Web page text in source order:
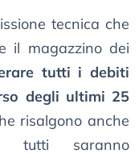
tecnica che
il magazzino dei
tutti i debiti
degli ultimi 25
risalgono anche
tutti saranno